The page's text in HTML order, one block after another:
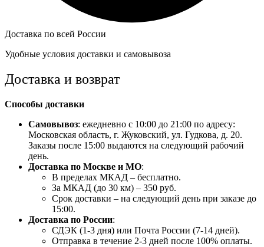
Доставка по всей России
Удобные условия доставки и самовывоза
Доставка и возврат
Способы доставки
Самовывоз: ежедневно с 10:00 до 21:00 по адресу:
Московская область, г. Жуковский, ул. Гудкова, д. 20.
Заказы после 15:00 выдаются на следующий рабочий
день.
Доставка по Москве и МО:
В пределах МКАД – бесплатно.
За МКАД (до 30 км) – 350 руб.
Срок доставки – на следующий день при заказе до
15:00.
Доставка по России:
СДЭК (1-3 дня) или Почта России (7-14 дней).
Отправка в течение 2-3 дней после 100% оплаты.